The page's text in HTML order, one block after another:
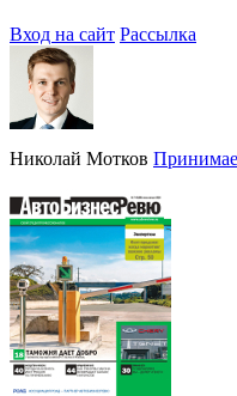
Вход на сайт Рассылка
Николай Мотков